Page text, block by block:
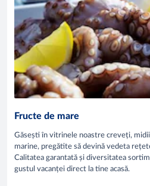
Fructe de mare
Găsești în vitrinele noastre creveți,
marine, pregătite să devină vedeta
Calitatea garantată și diversitatea
gustul vacanței direct la tine acasă.